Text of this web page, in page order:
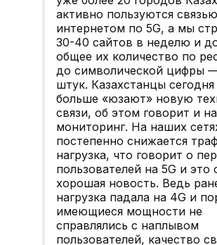
активно пользуются
интернетом по 5G, а мы
30-40 сайтов в неделю и
общее их количество по
до символической цифры
штук. Казахстанцы сегодня
больше «юзают» новую
связи, об этом говорит и
мониторинг. На наших
постепенно снижается
нагрузка, что говорит о
пользователей на 5G и это
хорошая новость. Ведь
нагрузка падала на 4G и
имеющиеся мощности не
справлялись с наплывом
пользователей, качество